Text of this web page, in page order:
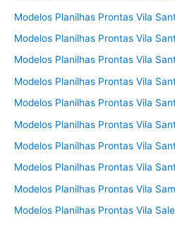
Modelos Planilhas Prontas Vila
Modelos Planilhas Prontas Vila
Modelos Planilhas Prontas Vila
Modelos Planilhas Prontas Vila
Modelos Planilhas Prontas Vila
Modelos Planilhas Prontas Vila
Modelos Planilhas Prontas Vila
Modelos Planilhas Prontas Vila
Modelos Planilhas Prontas Vila
Modelos Planilhas Prontas Vila